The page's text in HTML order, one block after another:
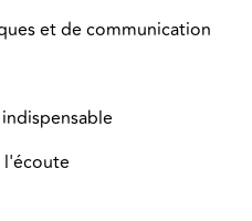
et de communication
l'écoute